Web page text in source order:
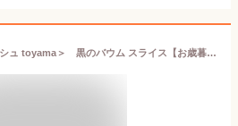
＜ル ミュゼ ドゥ アッシュ toyama＞ 黒のバウム スライス【お歳暮 贈り物 北陸 富山 石川 金沢 洋菓子 お土産 銘菓 雪吊り 辻口 お取り寄せ 御挨拶 ギフト 贈答】